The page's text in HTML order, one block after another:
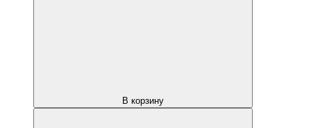
В корзину